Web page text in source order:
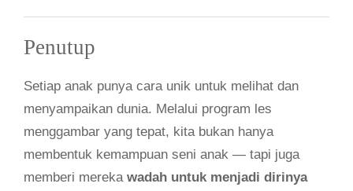
Penutup
Setiap anak punya cara unik untuk melihat dan
menyampaikan dunia. Melalui program les
menggambar yang tepat, kita bukan hanya
membentuk kemampuan seni anak — tapi juga
memberi mereka wadah untuk menjadi dirinya